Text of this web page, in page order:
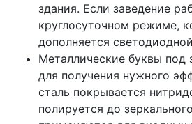
здания. Если заведение
круглосуточном режиме,
дополняется
Металлические буквы под
для получения нужного
сталь покрывается
полируется до